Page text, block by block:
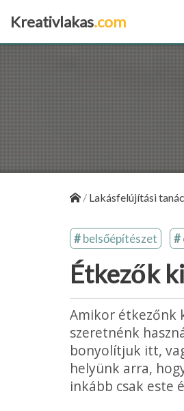
Kreativlakas.com
/ Lakásfelújítási
belsőépítészet
Étkezők
Amikor étkezőnk
szeretnénk
bonyolítjuk itt,
helyünk arra,
inkább csak este